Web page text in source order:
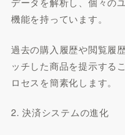
機能を持っています。
過去の購入履歴や閲覧履
ッチした商品を提示する
ロセスを簡素化します。
2. 決済システムの進化